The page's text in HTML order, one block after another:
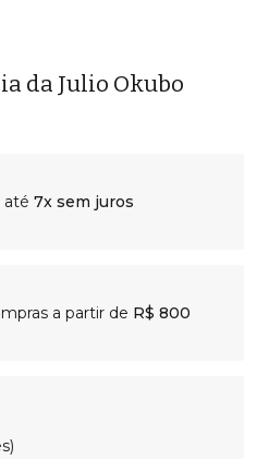
da Julio Okubo
até 7x sem juros
a partir de R$ 800